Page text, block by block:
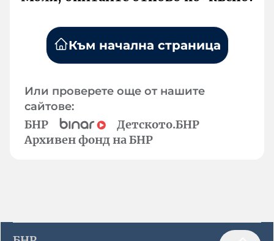
Към начална страница
Или проверете още от нашите
сайтове:
БНР
Детското.БНР
Архивен фонд на БНР